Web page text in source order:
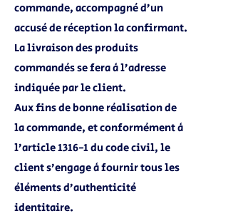
commande, accompagné d’un
accusé de réception la confirmant.
La livraison des produits
commandés se fera à l’adresse
indiquée par le client.
Aux fins de bonne réalisation de
la commande, et conformément à
l’article 1316-1 du code civil, le
client s’engage à fournir tous les
éléments d’authenticité
identitaire.